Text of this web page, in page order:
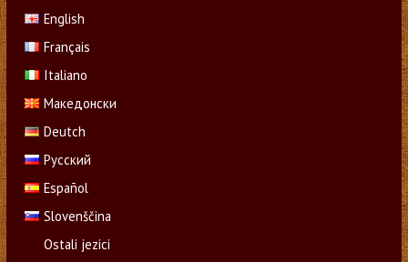
English
Français
Italiano
Македонски
Deutch
Русский
Español
Slovenščina
Ostali jezici